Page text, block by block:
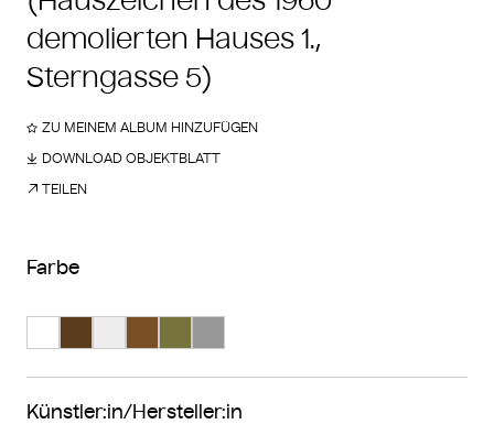
demolierten Hauses 1.,
Sterngasse 5)
ZU MEINEM ALBUM HINZUFÜGEN
DOWNLOAD OBJEKTBLATT
TEILEN
Farbe
Künstler:in/Hersteller:in